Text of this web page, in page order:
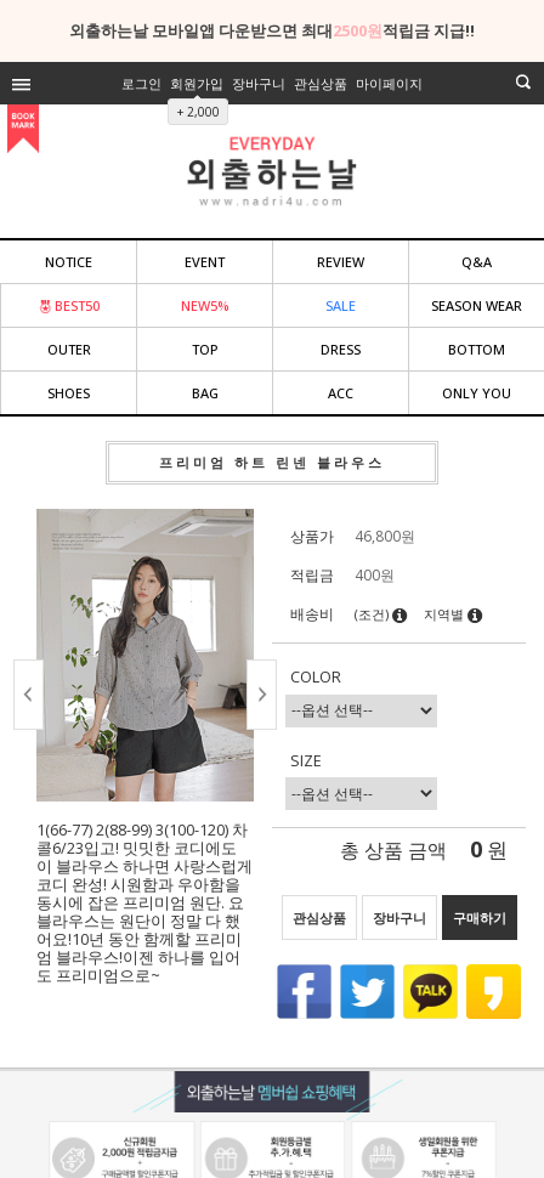
외출하는날 모바일앱 다운받으면 최대2500원적립금 지급!!
로그인 회원가입
+ 2,000
장바구니 관심상품 마이페이지
NOTICE EVENT REVIEW Q&A
BEST50 NEW5% SALE SEASON WEAR
OUTER TOP DRESS BOTTOM
SHOES BAG ACC ONLY YOU
프리미엄 하트 린넨 블라우스
1(66-77) 2(88-99) 3(100-120) 차
콜6/23입고! 밋밋한 코디에도
이 블라우스 하나면 사랑스럽게
코디 완성! 시원함과 우아함을
동시에 잡은 프리미엄 원단. 요
블라우스는 원단이 정말 다 했
어요!10년 동안 함께할 프리미
엄 블라우스!이젠 하나를 입어
도 프리미엄으로~
상품가 46,800원
적립금
400원
배송비
(조건) 지역별
COLOR
SIZE
총 상품 금액 0 원
관심상품 장바구니 구매하기